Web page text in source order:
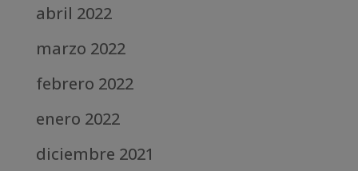
abril 2022
marzo 2022
febrero 2022
enero 2022
diciembre 2021